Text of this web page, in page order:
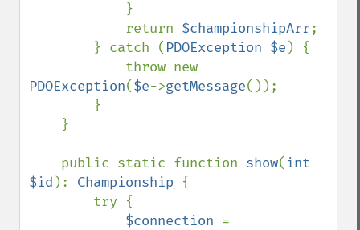
            return
$championshipArr;
        } catch (
PDOException $e ) {
PDOException($e->getMessage());
    public static function
show( int
$id ): Championship {
$connection